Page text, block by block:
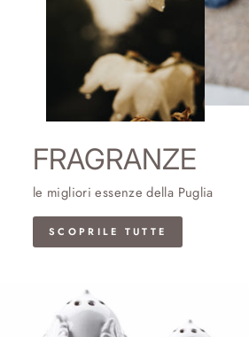
FRAGRANZE
le migliori essenze della Puglia
SCOPRILE TUTTE